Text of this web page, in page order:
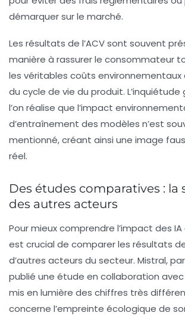
démarquer sur le marché.
Les résultats de l’ACV sont souvent
manière à rassurer le consommateur
les véritables coûts environnementaux
du cycle de vie du produit.
l’on réalise que l’impact
d’entraînement des modèles n’est
mentionné, créant ainsi une image
réel.
Des études comparatives : la
des autres acteurs
Pour mieux comprendre l’impact des
est crucial de comparer les résultats
d’autres acteurs du secteur. Mistral,
publié une étude en collaboration
mis en lumière des chiffres très
concerne l’empreinte écologique de